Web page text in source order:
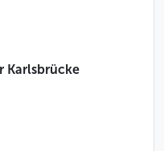
Karlsbrücke